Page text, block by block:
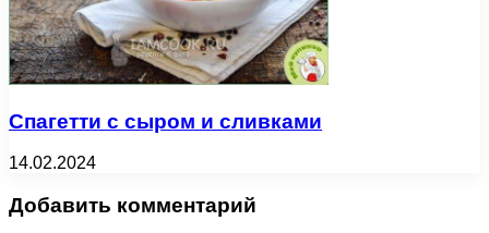
Спагетти с сыром и сливками
14.02.2024
Добавить комментарий